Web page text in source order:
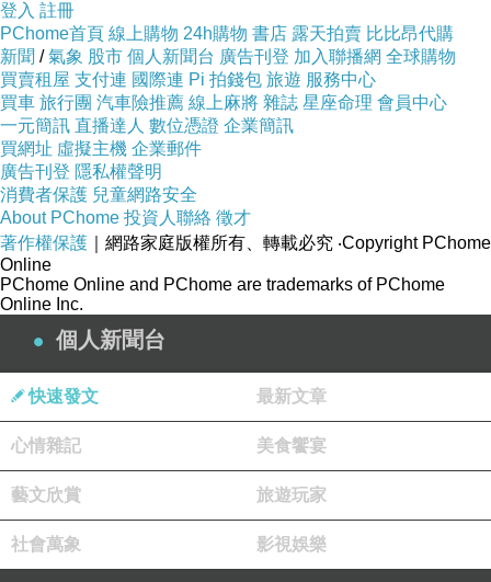
看上面兩圖的標紅區域，你會發現，外後視鏡中的
紅色區域（景物）和內後視鏡中的紅區（景物）是
完全相同的！
了解了嗎？
你在外後視鏡中看到的不是你的側方，是後方！
換言之，您的車內鏡及右側鏡這二片鏡子看出去
的，並不是「最大」範圍，有一大部份是兩片鏡子
互相重疉的，也就是浪費區域！
浪費，就代表有很多角度沒有看到！
那怎麼做是對的？
首先記住，盡可能在安全的區域、車輛靜止時進行
登入 註冊
PChome首頁 線上購物 24h購物 書店 露天拍賣 比比昂代購
新聞 /氣象 股市 個人新聞台 廣告刊登 加入聯播網 全球購物
買賣租屋 支付連 國際連 Pi 拍錢包 旅遊 服務中心
買車 旅行團 汽車險推薦 線上麻將 雜誌 星座命理 會員中心
一元簡訊 直播達人 數位憑證 企業簡訊
買網址 虛擬主機 企業郵件
廣告刊登 隱私權聲明
消費者保護 兒童網路安全
About PChome 投資人聯絡 徵才
著作權保護 ｜網路家庭版權所有、轉載必究 ‧Copyright PChome
Online
PChome Online and PChome are trademarks of PChome
Online Inc.
個人新聞台
快速發文 最新文章
心情雜記 美食饗宴
藝文欣賞 旅遊玩家
社會萬象 影視娛樂